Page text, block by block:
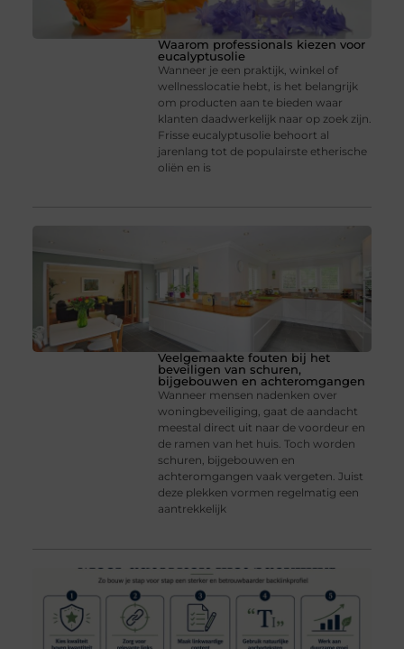
Waarom professionals kiezen voor
eucalyptusolie
Wanneer je een praktijk, winkel of
wellnesslocatie hebt, is het belangrijk
om producten aan te bieden waar
klanten daadwerkelijk naar op zoek zijn.
Frisse eucalyptusolie behoort al
jarenlang tot de populairste etherische
oliën en is
Veelgemaakte fouten bij het
beveiligen van schuren,
bijgebouwen en achteromgangen
Wanneer mensen nadenken over
woningbeveiliging, gaat de aandacht
meestal direct uit naar de voordeur en
de ramen van het huis. Toch worden
schuren, bijgebouwen en
achteromgangen vaak vergeten. Juist
deze plekken vormen regelmatig een
aantrekkelijk